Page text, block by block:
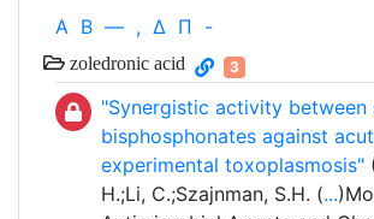
Α Β — , Δ Π -
zoledronic acid 3
"Synergistic activity between
bisphosphonates against
experimental toxoplasmosis"
H.;Li, C.;Szajnman, S.H. (...